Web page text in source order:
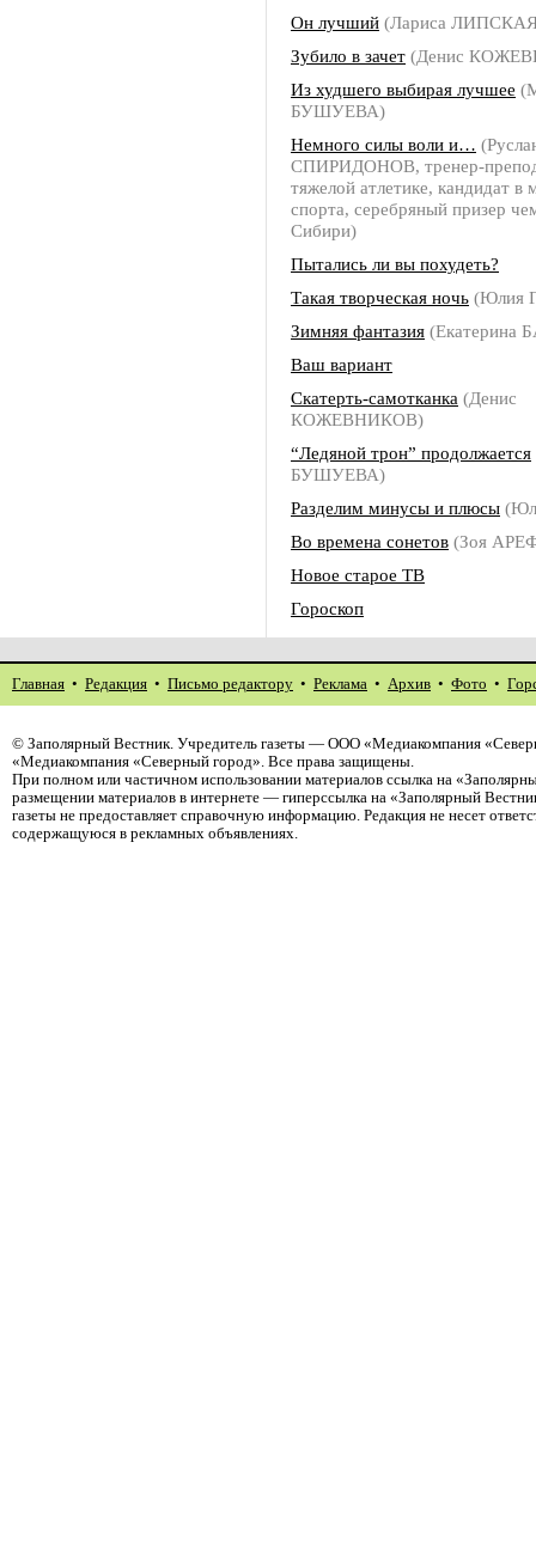
Он лучший (Лариса
Зубило в зачет (Денис
Из худшего выбирая лучшее
БУШУЕВА)
Немного силы воли и…
СПИРИДОНОВ, тренер-
тяжелой атлетике, кандидат в
спорта, серебряный призер
Сибири)
Пытались ли вы похудеть?
Такая творческая ночь (Юлия
Зимняя фантазия (Екатерина
Ваш вариант
Скатерть-самотканка (Денис
КОЖЕВНИКОВ)
“Ледяной трон” продолжается
БУШУЕВА)
Разделим минусы и плюсы
Во времена сонетов (Зоя
Новое старое ТВ
Гороскоп
Главная • Редакция • Письмо редактору • Реклама • Архив • Фото •
© Заполярный Вестник. Учредитель газеты — ООО «Медиакомпания
«Медиакомпания «Северный город». Все права защищены.
При полном или частичном использовании материалов ссылка на
размещении материалов в интернете — гиперссылка на «Заполярный
газеты не предоставляет справочную информацию. Редакция не несет
содержащуюся в рекламных объявлениях.